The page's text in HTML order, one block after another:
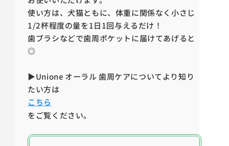
使い方は、犬猫ともに、体重に関係なく小さじ
1/2杯程度の量を1日1回与えるだけ！
歯ブラシなどで歯周ポケットに届けてあげると
◎
▶Unione オーラル 歯周ケアについてより知り
たい方は
こちら
をご覧ください。